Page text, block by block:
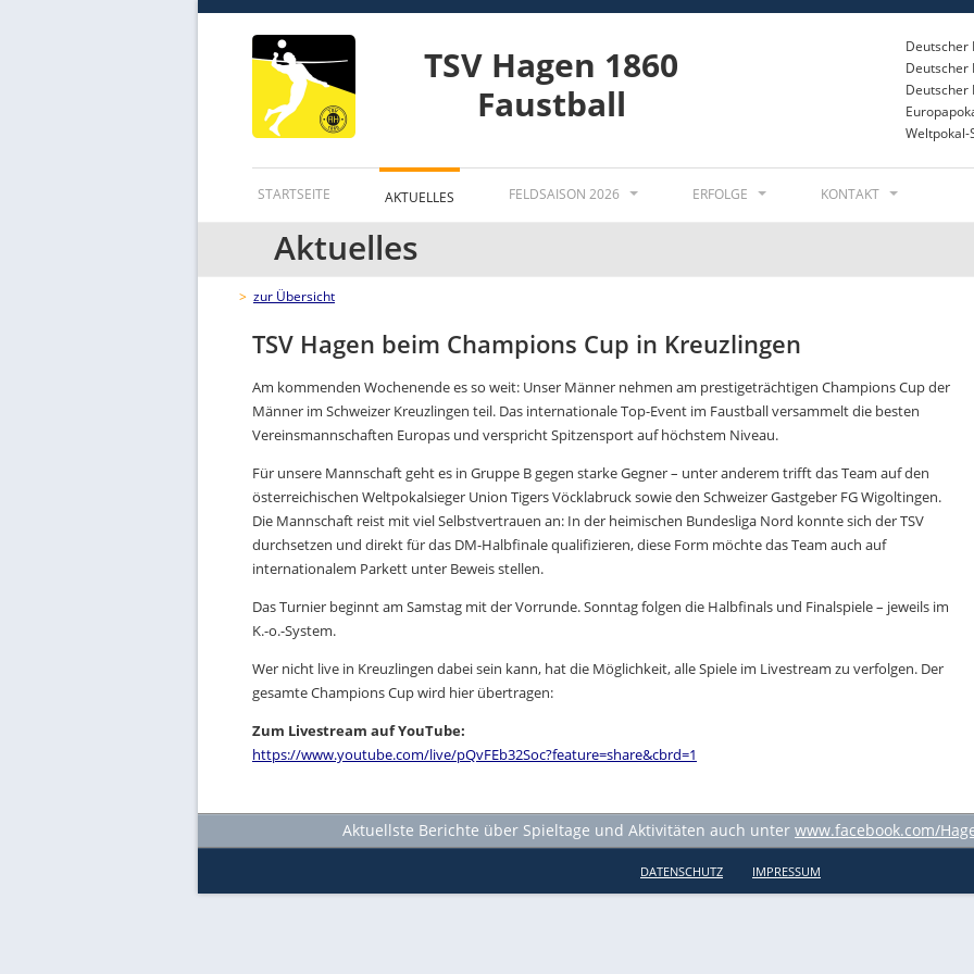
TSV Hagen 1860
Faustball
Deutscher
Deutscher
Deutscher
Weltpokal-
STARTSEITE AKTUELLES FELDSAISON 2026 ERFOLGE KONTAKT
Aktuelles
> zur Übersicht
TSV Hagen beim Champions Cup in Kreuzlingen
Am kommenden Wochenende es so weit: Unser Männer nehmen am prestigeträchtigen Champions Cup der
Männer im Schweizer Kreuzlingen teil. Das internationale Top-Event im Faustball versammelt die besten
Vereinsmannschaften Europas und verspricht Spitzensport auf höchstem Niveau.
Für unsere Mannschaft geht es in Gruppe B gegen starke Gegner – unter anderem trifft das Team auf den
österreichischen Weltpokalsieger Union Tigers Vöcklabruck sowie den Schweizer Gastgeber FG Wigoltingen.
Die Mannschaft reist mit viel Selbstvertrauen an: In der heimischen Bundesliga Nord konnte sich der TSV
durchsetzen und direkt für das DM-Halbfinale qualifizieren, diese Form möchte das Team auch auf
internationalem Parkett unter Beweis stellen.
Das Turnier beginnt am Samstag mit der Vorrunde. Sonntag folgen die Halbfinals und Finalspiele – jeweils im
K.-o.-System.
Wer nicht live in Kreuzlingen dabei sein kann, hat die Möglichkeit, alle Spiele im Livestream zu verfolgen. Der
gesamte Champions Cup wird hier übertragen:
Zum Livestream auf YouTube:
https://www.youtube.com/live/pQvFEb32Soc?feature=share&cbrd=1
Aktuellste Berichte über Spieltage und Aktivitäten auch unter www.facebook.com/
DATENSCHUTZ IMPRESSUM